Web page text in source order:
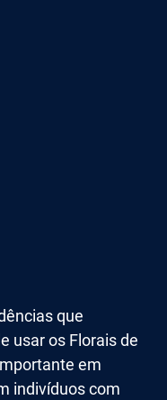
que
usar os Florais de
em
indivíduos com